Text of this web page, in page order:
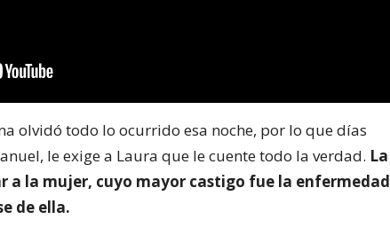
olvidó todo lo ocurrido esa noche, por lo que días
le exige a Laura que le cuente todo la verdad. La
a la mujer, cuyo mayor castigo fue la enfermedad
de ella.